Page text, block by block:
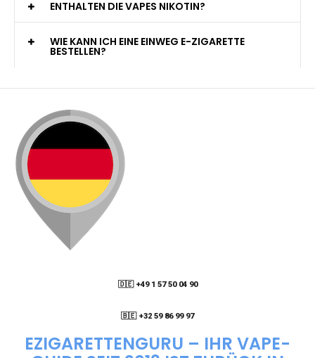
ENTHALTEN DIE VAPES NIKOTIN?
WIE KANN ICH EINE EINWEG E-ZIGARETTE
BESTELLEN?
🇩🇪 +49 1 57 50 04 90
🇧🇪 +32 59 86 99 97
EZIGARETTENGURU – IHR VAPE-